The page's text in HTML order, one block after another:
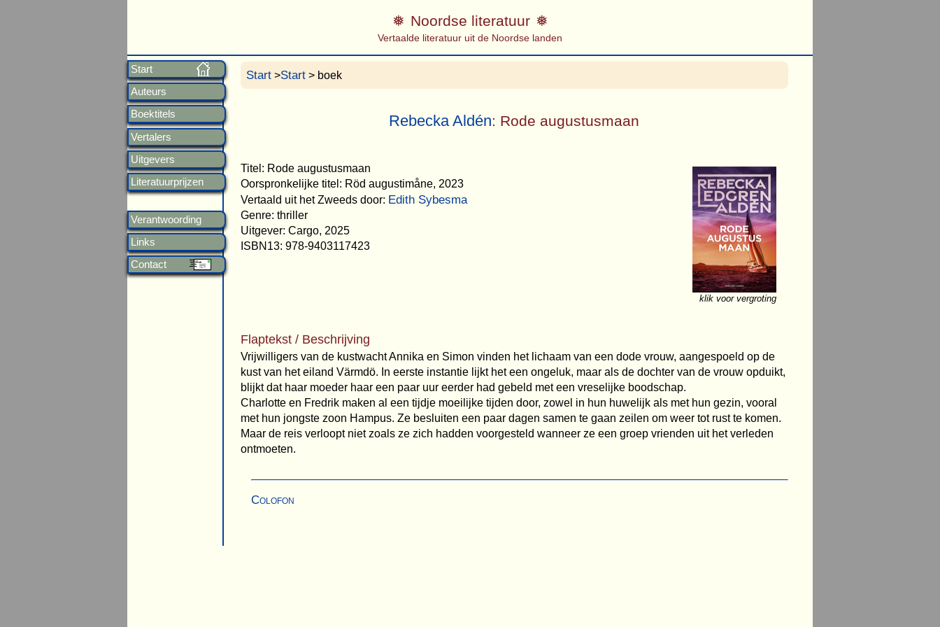
Start
Auteurs
Boektitels
Vertalers
Uitgevers
Literatuurprijzen
Verantwoording
Links
Contact
Noordse literatuur
Vertaalde literatuur uit de Noordse landen
Start >Start > boek
Rebecka Aldén: Rode augustusmaan
klik voor vergroting
Titel: Rode augustusmaan
Oorspronkelijke titel: Röd augustimåne, 2023
Vertaald uit het Zweeds door: Edith Sybesma
Genre: thriller
Uitgever: Cargo, 2025
ISBN13: 978-9403117423
Flaptekst / Beschrijving
Vrijwilligers van de kustwacht Annika en Simon vinden het lichaam van een dode vrouw, aangespoeld op de
kust van het eiland Värmdö. In eerste instantie lijkt het een ongeluk, maar als de dochter van de vrouw opduikt,
blijkt dat haar moeder haar een paar uur eerder had gebeld met een vreselijke boodschap.
Charlotte en Fredrik maken al een tijdje moeilijke tijden door, zowel in hun huwelijk als met hun gezin, vooral
met hun jongste zoon Hampus. Ze besluiten een paar dagen samen te gaan zeilen om weer tot rust te komen.
Maar de reis verloopt niet zoals ze zich hadden voorgesteld wanneer ze een groep vrienden uit het verleden
ontmoeten.
Colofon